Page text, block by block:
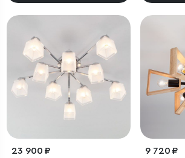
23 900 ₽ 9 720 ₽